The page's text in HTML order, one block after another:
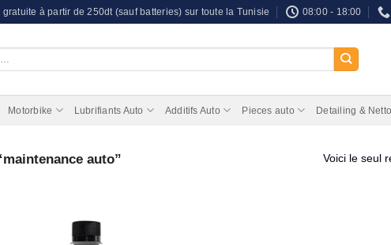
gratuite à partir de 250dt (sauf batteries) sur toute la Tunisie 08:00 - 18:00
Motorbike Lubrifiants Auto Additifs Auto Pieces auto Detailing &
auto” Voici le seul